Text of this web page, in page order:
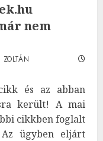
nem
és az abban
került! A mai
cikkben foglalt
ügyben eljárt